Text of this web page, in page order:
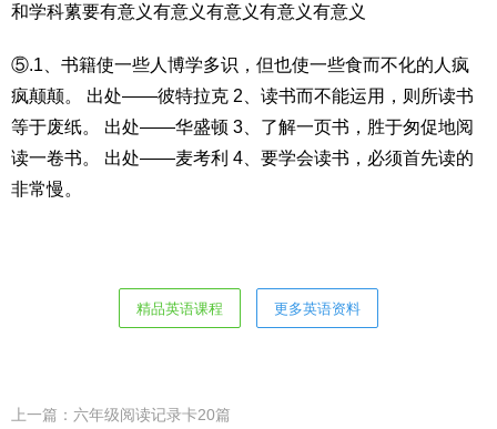
和学科蔂要有意义有意义有意义有意义有意义
⑤.1、书籍使一些人博学多识，但也使一些食而不化的人疯
疯颠颠。 出处——彼特拉克 2、读书而不能运用，则所读书
等于废纸。 出处——华盛顿 3、了解一页书，胜于匆促地阅
读一卷书。 出处——麦考利 4、要学会读书，必须首先读的
非常慢。
精品英语课程 更多英语资料
上一篇： 六年级阅读记录卡20篇